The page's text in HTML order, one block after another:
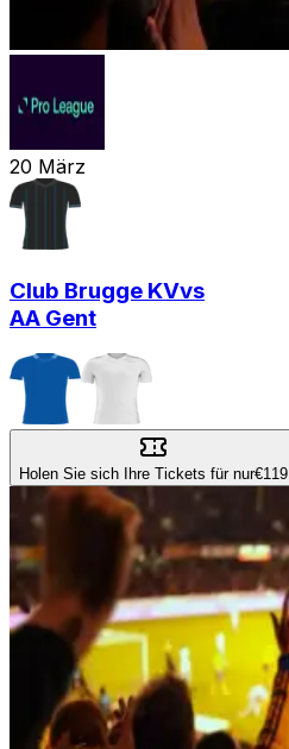
20 März
Club Brugge KVvs
AA Gent
Holen Sie sich Ihre Tickets für nur€119